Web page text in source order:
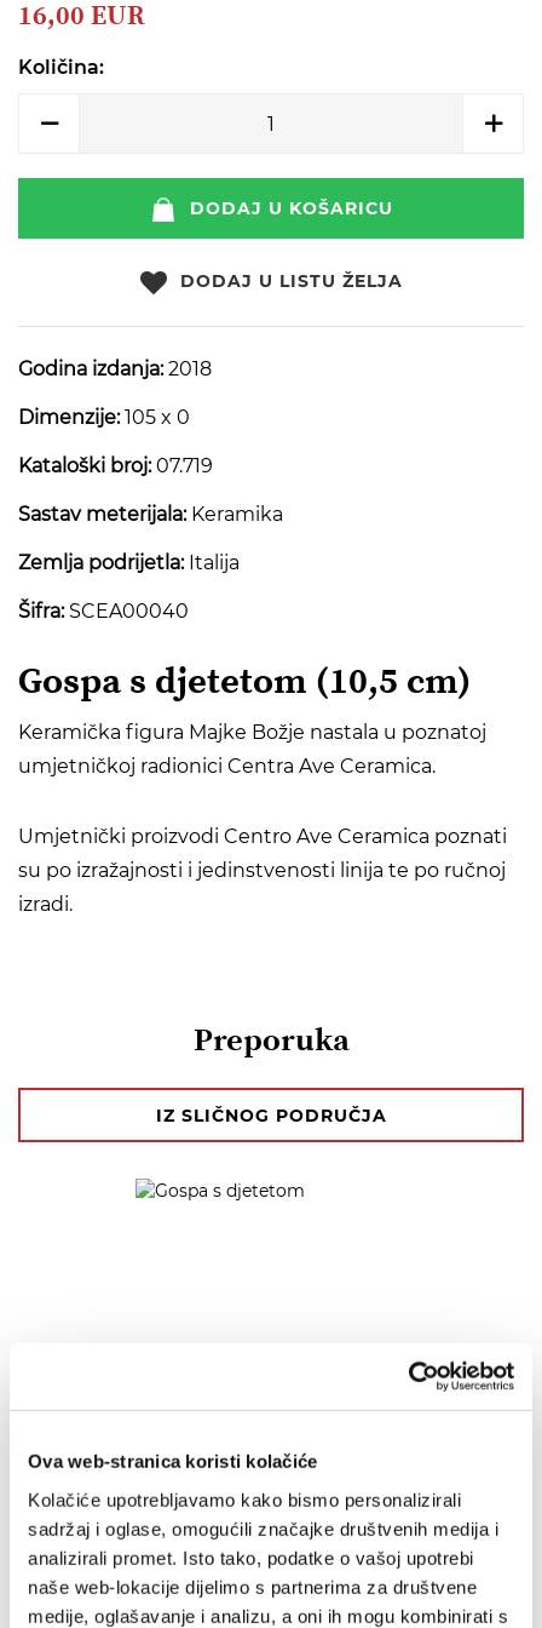
Ova web-stranica koristi kolačiće
Kolačiće upotrebljavamo kako bismo personalizirali
sadržaj i oglase, omogućili značajke društvenih medija i
analizirali promet. Isto tako, podatke o vašoj upotrebi
naše web-lokacije dijelimo s partnerima za društvene
medije, oglašavanje i analizu, a oni ih mogu kombinirati s
of
images
16,00 EUR
Količina:
DODAJ U KOŠARICU
DODAJ U LISTU ŽELJA
Godina izdanja:2018
Dimenzije:105 x 0
Kataloški broj:07.719
Sastav meterijala:Keramika
Zemlja podrijetla:Italija
Šifra:SCEA00040
Gospa s djetetom (10,5 cm)
Keramička figura Majke Božje nastala u poznatoj
umjetničkoj radionici Centra Ave Ceramica.
Umjetnički proizvodi Centro Ave Ceramica poznati
su po izražajnosti i jedinstvenosti linija te po ručnoj
izradi.
Preporuka
IZ SLIČNOG PODRUČJA